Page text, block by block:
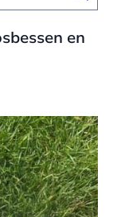
en